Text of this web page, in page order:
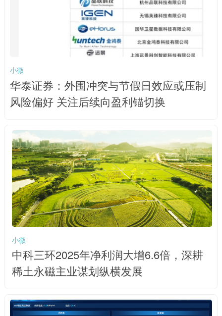
小微
华泰证券：外围冲突与节假日效应或压制
风险偏好 关注后续向盈利锚切换
小微
中科三环2025年净利润大增6.6倍，深耕
稀土永磁主业谋划纵横发展